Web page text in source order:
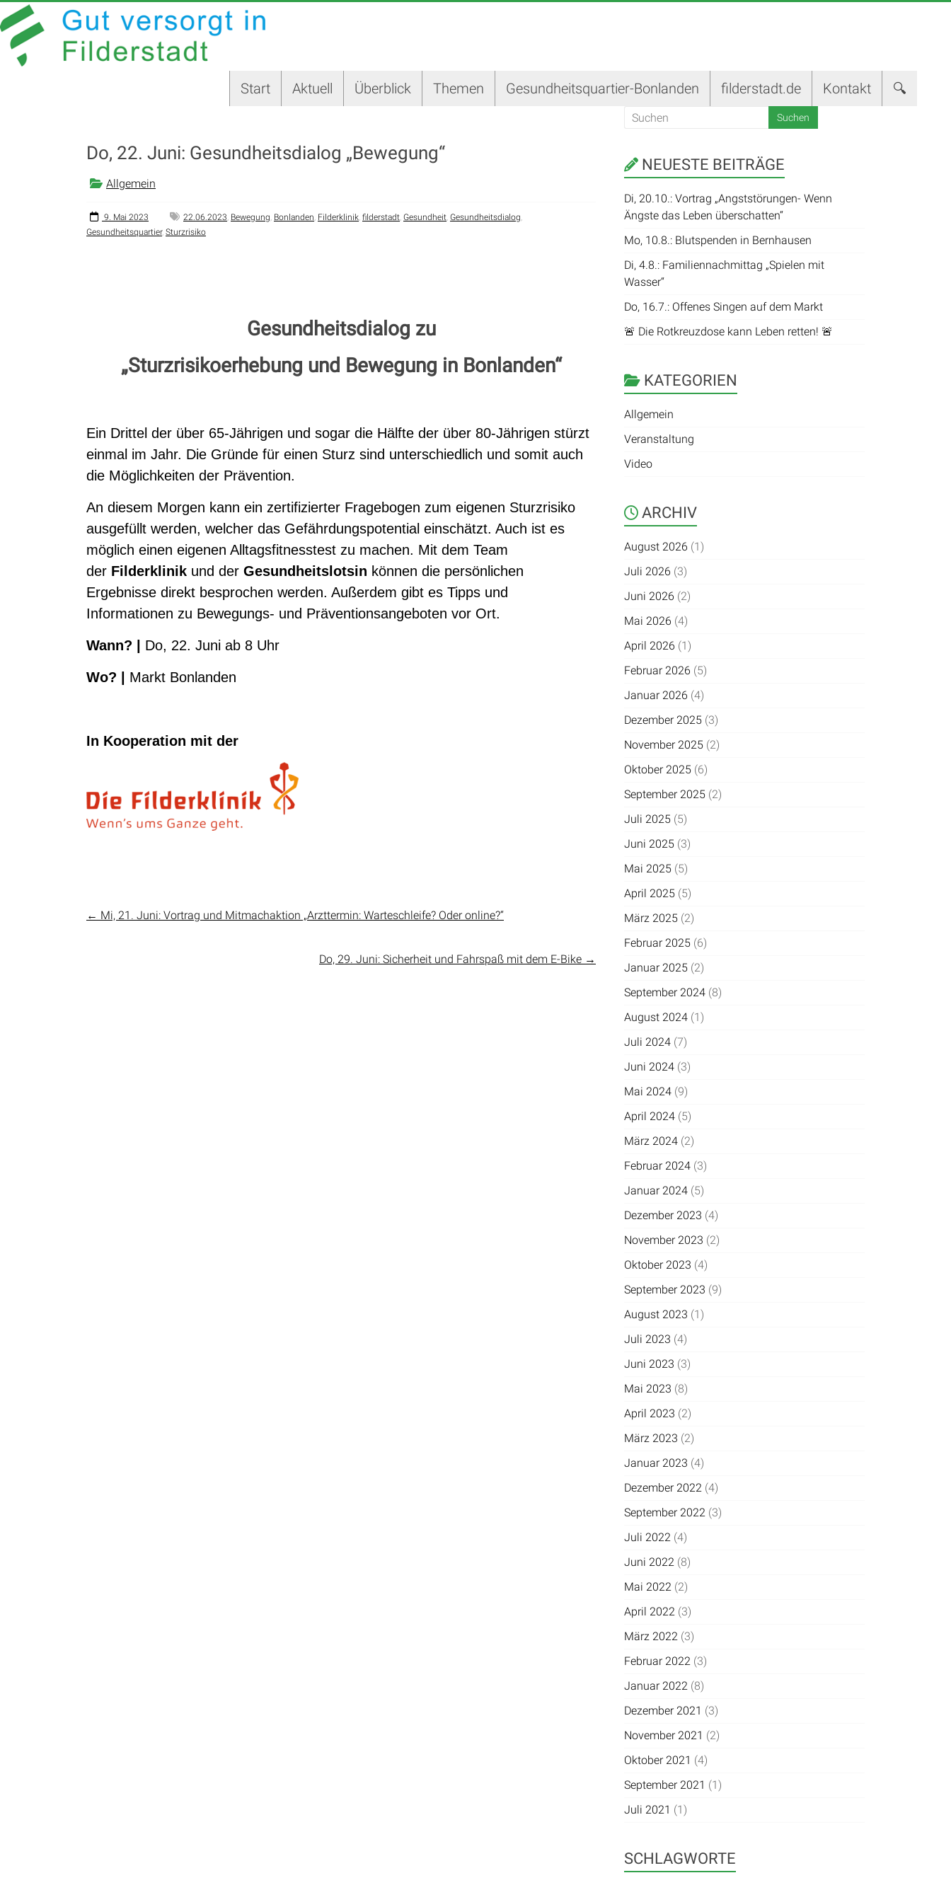
Zum
Inhalt
springen
GUT
VERSORGT
Start Aktuell Überblick Themen Gesundheitsquartier-Bonlanden filderstadt.de Kontakt 🔍
Do, 22. Juni: Gesundheitsdialog „Bewegung“
Allgemein
9. Mai 2023 22.06.2023, Bewegung, Bonlanden, Filderklinik, filderstadt, Gesundheit, Gesundheitsdialog,
Gesundheitsquartier, Sturzrisiko
Gesundheitsdialog zu
„Sturzrisikoerhebung und Bewegung in Bonlanden“
Ein Drittel der über 65-Jährigen und sogar die Hälfte der über 80-Jährigen stürzt
einmal im Jahr. Die Gründe für einen Sturz sind unterschiedlich und somit auch
die Möglichkeiten der Prävention.
An diesem Morgen kann ein zertifizierter Fragebogen zum eigenen Sturzrisiko
ausgefüllt werden, welcher das Gefährdungspotential einschätzt. Auch ist es
möglich einen eigenen Alltagsfitnesstest zu machen. Mit dem Team
der Filderklinik und der Gesundheitslotsin können die persönlichen
Ergebnisse direkt besprochen werden. Außerdem gibt es Tipps und
Informationen zu Bewegungs- und Präventionsangeboten vor Ort.
Wann? Do, 22. Juni ab 8 Uhr
Wo? Markt Bonlanden
In Kooperation mit der
← Mi, 21. Juni: Vortrag und Mitmachaktion „Arzttermin: Warteschleife? Oder online?“
Do, 29. Juni: Sicherheit und Fahrspaß mit dem E-Bike →
NEUESTE BEITRÄGE
Di, 20.10.: Vortrag „Angststörungen- Wenn
Ängste das Leben überschatten“
Mo, 10.8.: Blutspenden in Bernhausen
Di, 4.8.: Familiennachmittag „Spielen mit
Wasser“
Do, 16.7.: Offenes Singen auf dem Markt
🚨 Die Rotkreuzdose kann Leben retten! 🚨
KATEGORIEN
Allgemein
Veranstaltung
Video
ARCHIV
August 2026 (1)
Juli 2026 (3)
Juni 2026 (2)
Mai 2026 (4)
April 2026 (1)
Februar 2026 (5)
Januar 2026 (4)
Dezember 2025 (3)
November 2025 (2)
Oktober 2025 (6)
September 2025 (2)
Juli 2025 (5)
Juni 2025 (3)
Mai 2025 (5)
April 2025 (5)
März 2025 (2)
Februar 2025 (6)
Januar 2025 (2)
September 2024 (8)
August 2024 (1)
Juli 2024 (7)
Juni 2024 (3)
Mai 2024 (9)
April 2024 (5)
März 2024 (2)
Februar 2024 (3)
Januar 2024 (5)
Dezember 2023 (4)
November 2023 (2)
Oktober 2023 (4)
September 2023 (9)
August 2023 (1)
Juli 2023 (4)
Juni 2023 (3)
Mai 2023 (8)
April 2023 (2)
März 2023 (2)
Januar 2023 (4)
Dezember 2022 (4)
September 2022 (3)
Juli 2022 (4)
Juni 2022 (8)
Mai 2022 (2)
April 2022 (3)
März 2022 (3)
Februar 2022 (3)
Januar 2022 (8)
Dezember 2021 (3)
November 2021 (2)
Oktober 2021 (4)
September 2021 (1)
Juli 2021 (1)
SCHLAGWORTE